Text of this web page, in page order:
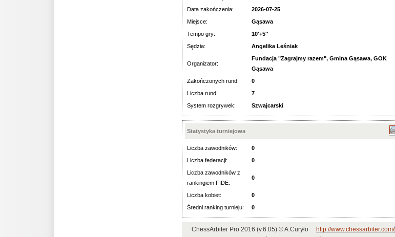
Data zakończenia:
2026-07-25
Miejsce:
Gąsawa
Tempo gry:
10'+5''
Sędzia:
Angelika Leśniak
Organizator:
Fundacja "Zagrajmy razem", Gmina Gąsawa, GOK
Gąsawa
Zakończonych rund:
0
Liczba rund:
7
System rozgrywek:
Szwajcarski
Statystyka turniejowa
Liczba zawodników:
0
Liczba federacji:
0
Liczba zawodników z
rankingiem FIDE:
0
Liczba kobiet:
0
Średni ranking turnieju:
0
ChessArbiter Pro 2016 (v.6.05) © A.Curyło
http://www.chessarbiter.com/